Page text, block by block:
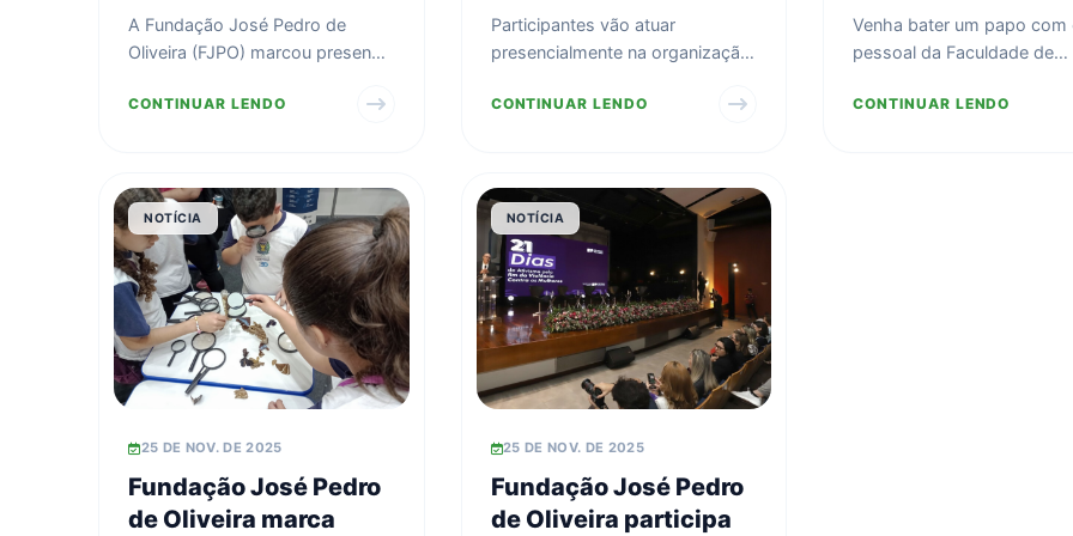
à SIPATMA da BYD
A Fundação José Pedro de
Oliveira (FJPO) marcou presença
de Acidentes do Tra...
CONTINUAR LENDO
Participantes vão atuar
presencialmente na organização
Djawaa Nhande - Noss...
CONTINUAR LENDO
Venha bater um papo com
pessoal da Faculdade de
Unicamp e descobrir os
CONTINUAR LENDO
NOTÍCIA
25 DE NOV. DE 2025
Fundação José Pedro
de Oliveira marca
NOTÍCIA
25 DE NOV. DE 2025
Fundação José Pedro
de Oliveira participa